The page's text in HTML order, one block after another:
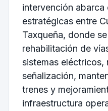
intervención abarca
estratégicas entre
Taxqueña, donde
rehabilitación de
sistemas eléctricos,
señalización,
trenes y
infraestructura